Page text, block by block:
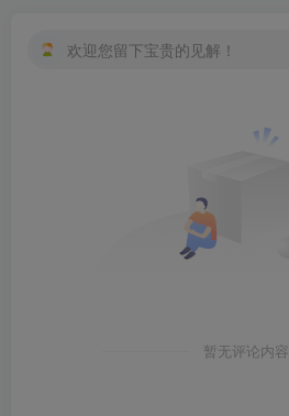
欢迎您留下宝贵的见解！
暂无评论内容